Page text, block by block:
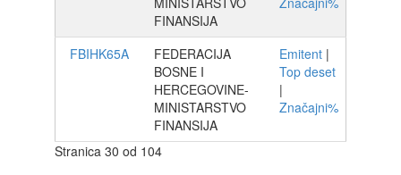
FINANSIJA
FBIHK65A
FEDERACIJA
BOSNE I
HERCEGOVINE-
MINISTARSTVO
FINANSIJA
Emitent |
Top deset
|
Značajni%
Stranica 30 od 104